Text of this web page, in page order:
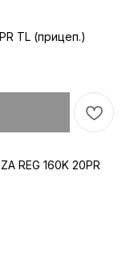
TL (прицеп.)
REG 160K 20PR